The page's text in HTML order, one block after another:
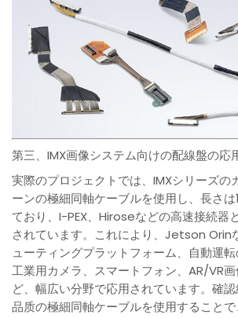
第三、IMX画像システム向けの配線盤の応
実際のプロジェクトでは、IMXシリーズの
ーンの極細同軸ケーブルを使用し、長さ
ており、I-PEX、Hiroseなどの高速接続器
されています。これにより、Jetson Orin
ューティングプラットフォーム、自動運転
工業用カメラ、スマートフォン、AR/VR
ど、幅広い分野で応用されています。確
品质の極細同軸ケーブルを使用すること